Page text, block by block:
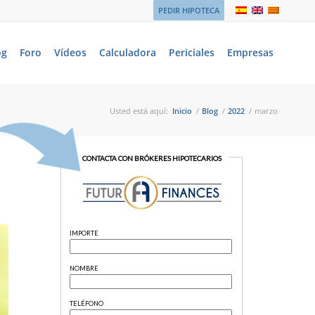
PEDIR HIPOTECA
Foro Vídeos Calculadora Periciales Empresas
Usted está aquí: Inicio / Blog / 2022 / marzo